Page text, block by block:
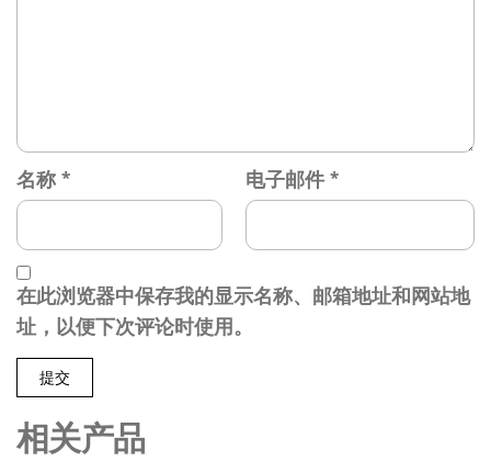
名称 * 电子邮件 *
在此浏览器中保存我的显示名称、邮箱地址和网站地
址，以便下次评论时使用。
相关产品